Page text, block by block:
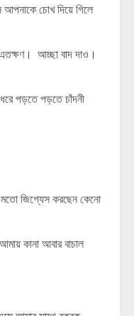
চোখ দিয়ে গিলে
আচ্ছা বাদ দাও।
পড়তে পড়তে চাঁদনী
জিগ্যেস করছেন কেনো
কানা আবার বাচাল